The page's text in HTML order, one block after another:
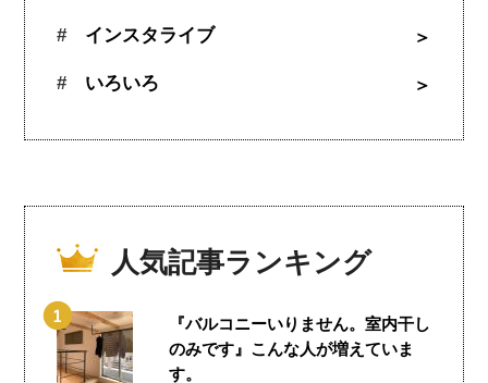
インスタライブ
いろいろ
人気記事ランキング
『バルコニーいりません。室内干し
のみです』こんな人が増えていま
す。